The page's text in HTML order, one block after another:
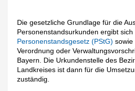
Die gesetzliche Grundlage für die
Personenstandsurkunden ergibt sich
Personenstandsgesetz (PStG)sowie
Verordnung oder
Bayern. Die Urkundenstelle des
Landkreises ist dann für die
zuständig.